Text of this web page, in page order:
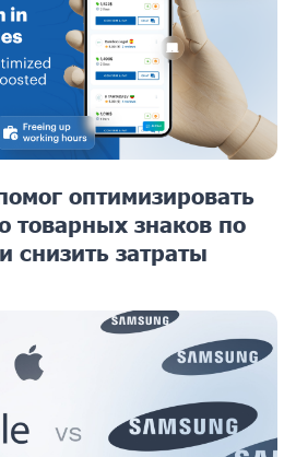
оптимизировать
товарных знаков по
снизить затраты